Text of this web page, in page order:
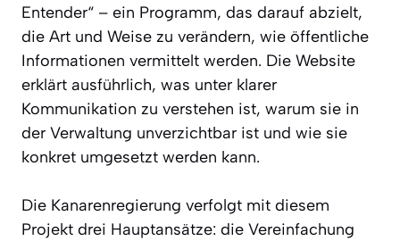
Entender“ – ein Programm, das darauf abzielt,
die Art und Weise zu verändern, wie öffentliche
Informationen vermittelt werden. Die Website
erklärt ausführlich, was unter klarer
Kommunikation zu verstehen ist, warum sie in
der Verwaltung unverzichtbar ist und wie sie
konkret umgesetzt werden kann.
Die Kanarenregierung verfolgt mit diesem
Projekt drei Hauptansätze: die Vereinfachung